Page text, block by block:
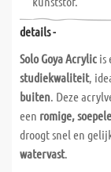
details -
Solo Goya Acrylic is
studiekwaliteit,
buiten. Deze
een romige,
droogt snel en
watervast.